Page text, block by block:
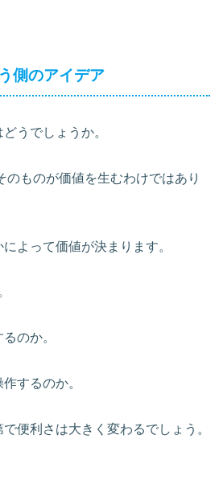
側のアイデア
うでしょうか。
のものが価値を生むわけではあり
よって価値が決まります。
のか。
するのか。
便利さは大きく変わるでしょう。